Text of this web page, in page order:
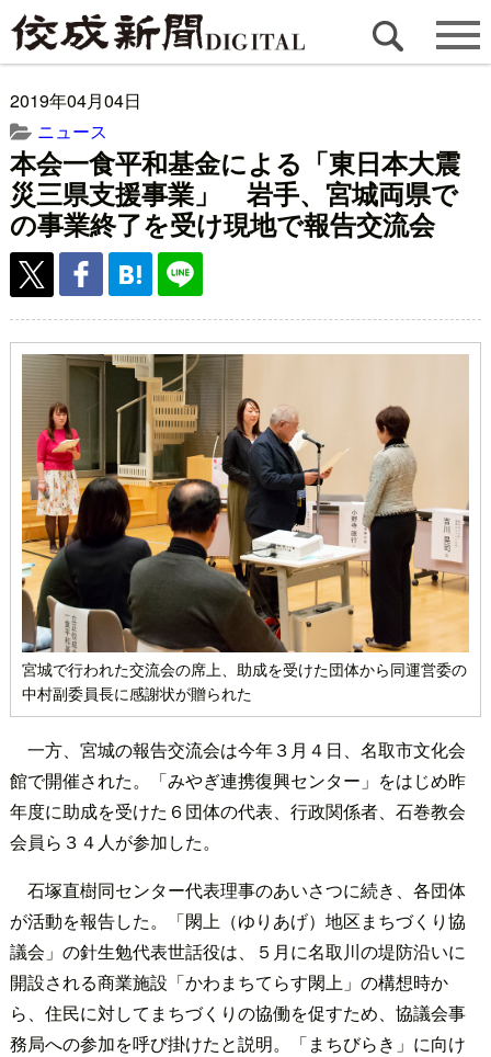
2019年04月04日
ニュース
本会一食平和基金による「東日本大震
災三県支援事業」 岩手、宮城両県で
の事業終了を受け現地で報告交流会
宮城で行われた交流会の席上、助成を受けた団体から同運営委の
中村副委員長に感謝状が贈られた
一方、宮城の報告交流会は今年３月４日、名取市文化会
館で開催された。「みやぎ連携復興センター」をはじめ昨
年度に助成を受けた６団体の代表、行政関係者、石巻教会
会員ら３４人が参加した。
石塚直樹同センター代表理事のあいさつに続き、各団体
が活動を報告した。「閖上（ゆりあげ）地区まちづくり協
議会」の針生勉代表世話役は、５月に名取川の堤防沿いに
開設される商業施設「かわまちてらす閖上」の構想時か
ら、住民に対してまちづくりの協働を促すため、協議会事
務局への参加を呼び掛けたと説明。「まちびらき」に向け